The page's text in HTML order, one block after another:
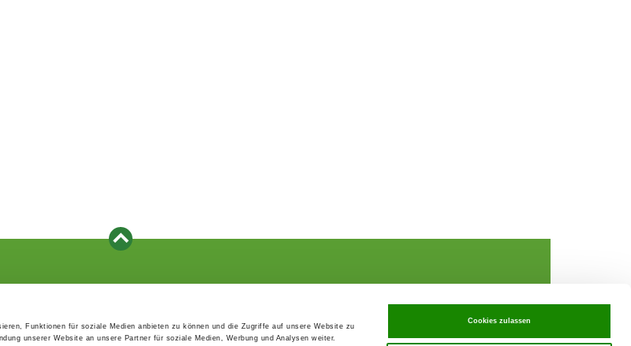
Funktionen für soziale Medien anbieten zu können und die Zugriffe auf unsere Website zu
unserer Website an unsere Partner für soziale Medien, Werbung und Analysen weiter.
Cookies zulassen
Supra-regional events VDH/FCI
Paymentsystem